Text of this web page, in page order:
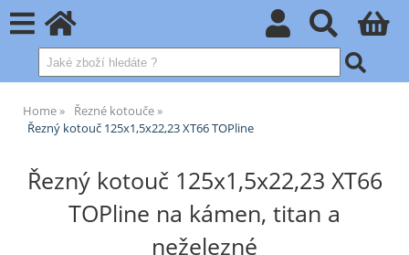
Home
Řezné kotouče
Řezný kotouč 125x1,5x22,23 XT66 TOPline
Řezný kotouč 125x1,5x22,23 XT66
TOPline na kámen, titan a
neželezné